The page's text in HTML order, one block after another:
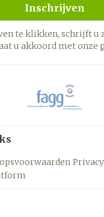
Inschrijven
te klikken, schrijft u
u akkoord met onze